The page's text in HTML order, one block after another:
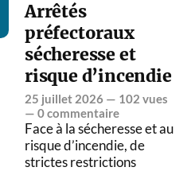
Arrêtés
préfectoraux
sécheresse et
risque d’incendie
25 juillet 2026 — 102 vues
—0 commentaire
Face à la sécheresse et au
risque d’incendie, de
strictes restrictions